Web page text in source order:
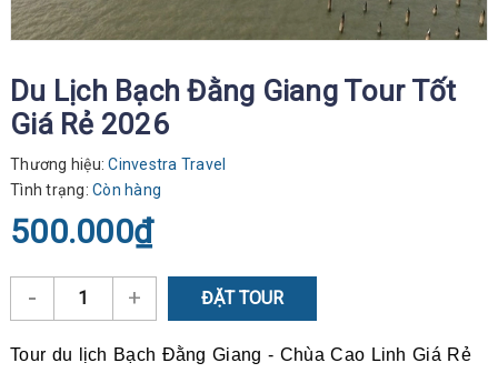
Du Lịch Bạch Đằng Giang Tour Tốt
Giá Rẻ 2026
Thương hiệu: Cinvestra Travel
Tình trạng: Còn hàng
500.000₫
- + ĐẶT TOUR
Tour du lịch Bạch Đằng Giang - Chùa Cao Linh Giá Rẻ